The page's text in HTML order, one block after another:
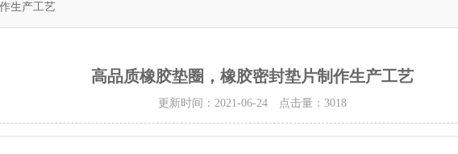
生产工艺
高品质橡胶垫圈，橡胶密封垫片制作生产工艺
更新时间：2021-06-24 点击量： 3018